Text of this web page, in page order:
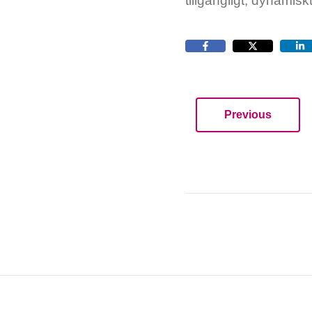
Previous